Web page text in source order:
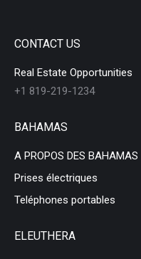
CONTACT US
Real Estate Opportunities
+1 819-219-1234
BAHAMAS
A PROPOS DES BAHAMAS
Prises électriques
Teléphones portables
ELEUTHERA